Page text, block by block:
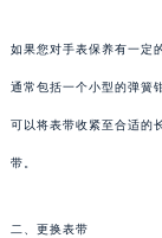
如果您对手表保养有一定
通常包括一个小型的弹簧
可以将表带收紧至合适的
带。
二、更换表带